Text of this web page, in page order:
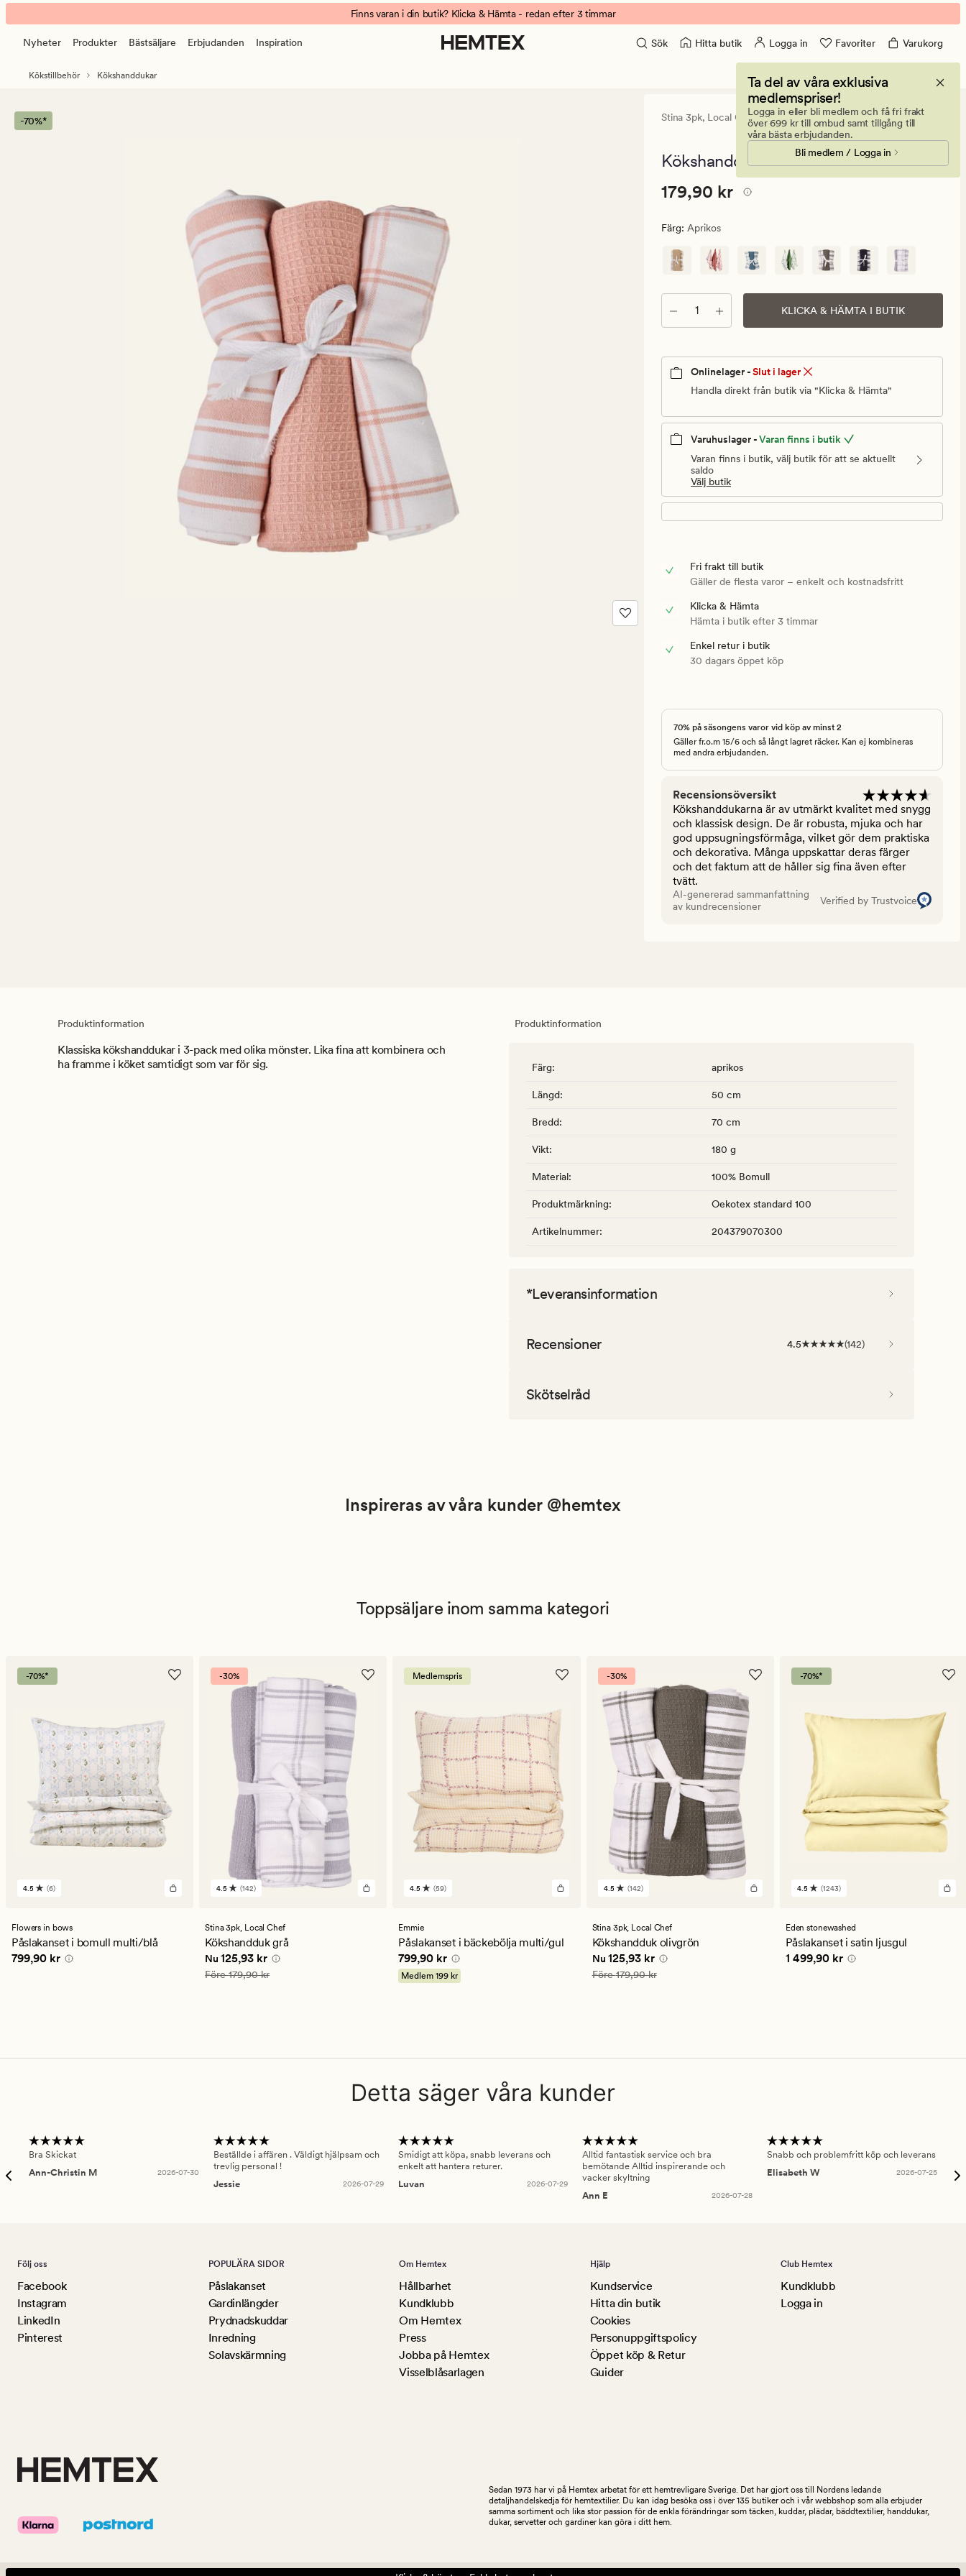
Stina
3pk
kökshandduk
banner.
Klicka
ESCAPE
att
pausa.
Finns varan i din butik? Klicka & Hämta - redan efter 3 timmar
Nyheter Produkter Bästsäljare Erbjudanden Inspiration Sök Hitta butik Logga in Favoriter Varukorg
Ta del av våra exklusiva
medlemspriser!
Logga in eller bli medlem och få fri frakt
över 699 kr till ombud samt tillgång till
våra bästa erbjudanden.
Bli medlem / Logga in
Kökstillbehör Kökshanddukar
-70%* Stina 3pk, Local Chef
142
omdömen
med
ett
betyg
4.5 (142)
Kökshandduk aprikos - 50x70 cm
Pris
179,90
kr.
Ordinarie
pris
179,90
kr
Pris 179,90 kr
179,90 kr
Färg: Aprikos
Antal KLICKA & HÄMTA I BUTIK
Onlinelager -Slut i lager
Handla direkt från butik via "Klicka & Hämta"
Varuhuslager -Varan finns i butik
Varan finns i butik, välj butik för att se aktuellt
saldo
Välj butik
Fri frakt till butik
Gäller de flesta varor – enkelt och kostnadsfritt
Klicka & Hämta
Hämta i butik efter 3 timmar
Enkel retur i butik
30 dagars öppet köp
70% på säsongens varor vid köp av minst 2
Gäller fr.o.m 15/6 och så långt lagret räcker. Kan ej kombineras
med andra erbjudanden.
Recensionsöversikt
Kökshanddukarna är av utmärkt kvalitet med snygg
och klassisk design. De är robusta, mjuka och har
god uppsugningsförmåga, vilket gör dem praktiska
och dekorativa. Många uppskattar deras färger
och det faktum att de håller sig fina även efter
tvätt.
AI-genererad sammanfattning
av kundrecensioner
Verified by Trustvoice
Produktinformation
Klassiska kökshanddukar i 3-pack med olika mönster. Lika fina att kombinera och
ha framme i köket samtidigt som var för sig.
Produktinformation
Färg: aprikos
Längd: 50 cm
Bredd: 70 cm
Vikt: 180 g
Material: 100% Bomull
Produktmärkning: Oekotex standard 100
Artikelnummer: 204379070300
*Leveransinformation
Recensioner 4.5 (142)
Skötselråd
Inspireras av våra kunder @hemtex
Toppsäljare inom samma kategori
-70%*
6
ett
genomsnittligt
betyg
på
4.5 (6)
Flowers in bows
Påslakanset i bomull multi/blå
Pris 799,90 kr
799,90 kr
-30%
142
ett
genomsnittligt
betyg
på
4.5
4.5 (142)
Stina 3pk, Local Chef
Kökshandduk grå
Nuvarande pris
Nu 125,93 kr
Ordinarie pris 179,90 kr
Före179,90 kr
Medlemspris
59
ett
genomsnittligt
betyg
på
4.5
4.5 (59)
Emmie
Påslakanset i bäckebölja multi/gul
Pris 799,90 kr
799,90 kr
Medlem199 kr
-30%
142
ett
genomsnittligt
betyg
på
4.5
4.5 (142)
Stina 3pk, Local Chef
Kökshandduk olivgrön
Nuvarande pris
Nu 125,93 kr
Ordinarie pris 179,90 kr
Före179,90 kr
-70%*
1243
ett
genomsnittligt
betyg
på
4.5 (1243)
Eden stonewashed
Påslakanset i satin ljusgul
Pris 1 499,90 kr
1 499,90 kr
Detta säger våra kunder
Bra Skickat
Ann-Christin M
2026-07-30
Beställde i affären . Väldigt hjälpsam och
trevlig personal !
Jessie
2026-07-29
Smidigt att köpa, snabb leverans och
enkelt att hantera returer.
Luvan
2026-07-29
Alltid fantastisk service och bra
bemötande Alltid inspirerande och
vacker skyltning
Ann E
2026-07-28
Snabb och problemfritt köp och leverans
Elisabeth W
2026-07-25
Följ oss
Facebook
Instagram
LinkedIn
Pinterest
POPULÄRA SIDOR
Påslakanset
Gardinlängder
Prydnadskuddar
Inredning
Solavskärmning
Om Hemtex
Hållbarhet
Kundklubb
Om Hemtex
Press
Jobba på Hemtex
Visselblåsarlagen
Hjälp
Kundservice
Hitta din butik
Cookies
Personuppgiftspolicy
Öppet köp & Retur
Guider
Club Hemtex
Kundklubb
Logga in
Sedan 1973 har vi på Hemtex arbetat för ett hemtrevligare Sverige. Det har gjort oss till Nordens ledande
detaljhandelskedja för hemtextilier. Du kan idag besöka oss i över 135 butiker och i vår webbshop som alla erbjuder
samma sortiment och lika stor passion för de enkla förändringar som täcken, kuddar, plädar, bäddtextilier, handdukar,
dukar, servetter och gardiner kan göra i ditt hem.